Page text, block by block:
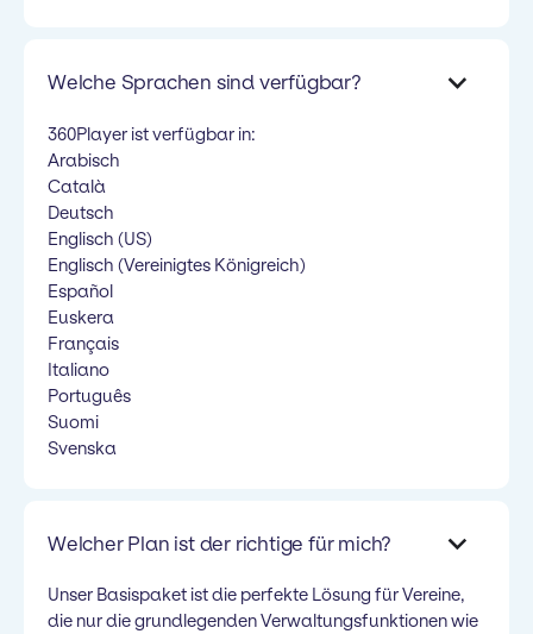
Welche Sprachen sind verfügbar?
360Player ist verfügbar in:
Arabisch
Català
Deutsch
Englisch (US)
Englisch (Vereinigtes Königreich)
Español
Euskera
Français
Italiano
Português
Suomi
Svenska
Welcher Plan ist der richtige für mich?
Unser Basispaket ist die perfekte Lösung für Vereine,
die nur die grundlegenden Verwaltungsfunktionen wie